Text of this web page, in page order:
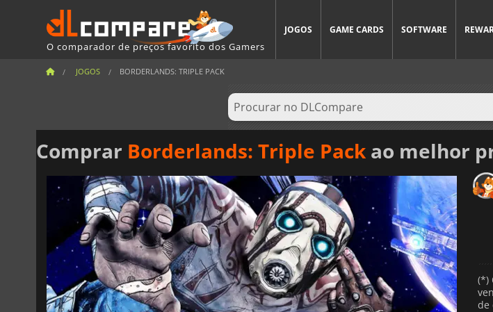
O comparador de preços favorito dos Gamers
JOGOS GAME CARDS SOFTWARE
JOGOS BORDERLANDS: TRIPLE PACK
Comprar Borderlands: Triple Pack ao melhor
(*)
de